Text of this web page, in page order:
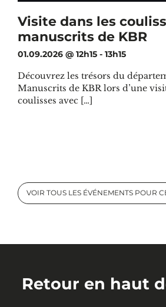
Visite dans les
manuscrits de KBR
01.09.2026 @ 12h15 - 13h15
Découvrez les trésors du
Manuscrits de KBR lors d’une
coulisses avec […]
VOIR TOUS LES ÉVÉNEMENTS POUR
Retour en haut